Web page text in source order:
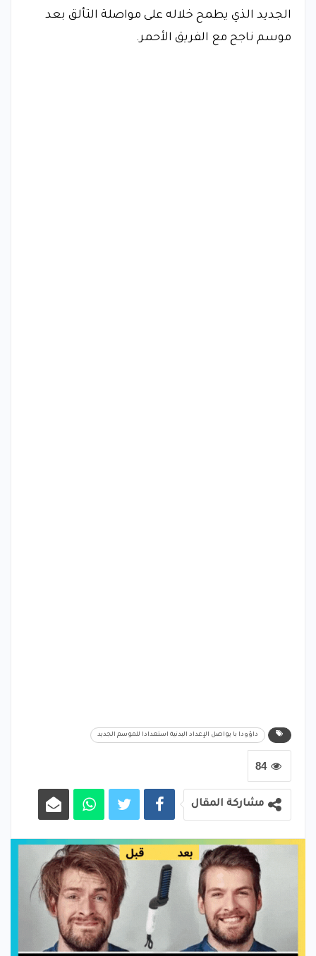
الجديد الذي يطمح خلاله على مواصلة التألق بعد
موسم ناجح مع الفريق الأحمر.
داؤودا با يواصل الإعداد البدنية استعدادا للموسم الجديد
84
مشاركة المقال